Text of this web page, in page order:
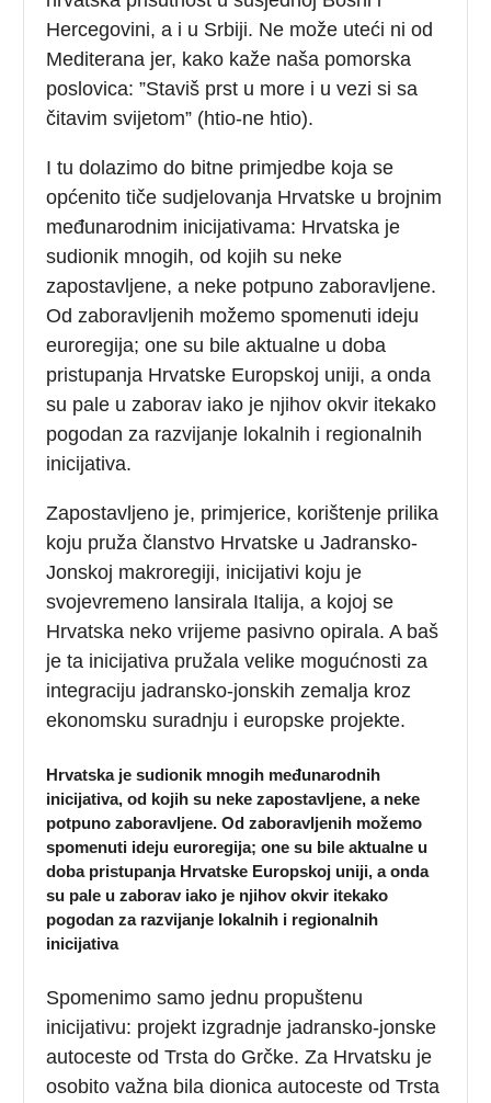
Hercegovini, a i u Srbiji. Ne može uteći ni od
Mediterana jer, kako kaže naša pomorska
poslovica: ”Staviš prst u more i u vezi si sa
čitavim svijetom” (htio-ne htio).
I tu dolazimo do bitne primjedbe koja se
općenito tiče sudjelovanja Hrvatske u brojnim
međunarodnim inicijativama: Hrvatska je
sudionik mnogih, od kojih su neke
zapostavljene, a neke potpuno zaboravljene.
Od zaboravljenih možemo spomenuti ideju
euroregija; one su bile aktualne u doba
pristupanja Hrvatske Europskoj uniji, a onda
su pale u zaborav iako je njihov okvir itekako
pogodan za razvijanje lokalnih i regionalnih
inicijativa.
Zapostavljeno je, primjerice, korištenje prilika
koju pruža članstvo Hrvatske u Jadransko-
Jonskoj makroregiji, inicijativi koju je
svojevremeno lansirala Italija, a kojoj se
Hrvatska neko vrijeme pasivno opirala. A baš
je ta inicijativa pružala velike mogućnosti za
integraciju jadransko-jonskih zemalja kroz
ekonomsku suradnju i europske projekte.
Hrvatska je sudionik mnogih međunarodnih
inicijativa, od kojih su neke zapostavljene, a neke
potpuno zaboravljene. Od zaboravljenih možemo
spomenuti ideju euroregija; one su bile aktualne u
doba pristupanja Hrvatske Europskoj uniji, a onda
su pale u zaborav iako je njihov okvir itekako
pogodan za razvijanje lokalnih i regionalnih
inicijativa
Spomenimo samo jednu propuštenu
inicijativu: projekt izgradnje jadransko-jonske
autoceste od Trsta do Grčke. Za Hrvatsku je
osobito važna bila dionica autoceste od Trsta